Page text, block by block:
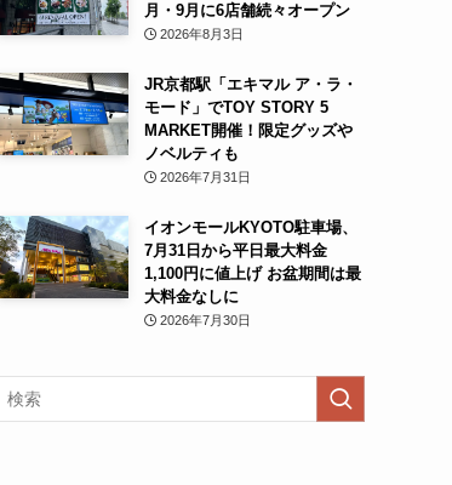
月・9月に6店舗続々オープン
2026年8月3日
JR京都駅「エキマル ア・ラ・
モード」でTOY STORY 5
MARKET開催！限定グッズや
ノベルティも
2026年7月31日
イオンモールKYOTO駐車場、
7月31日から平日最大料金
1,100円に値上げ お盆期間は最
大料金なしに
2026年7月30日